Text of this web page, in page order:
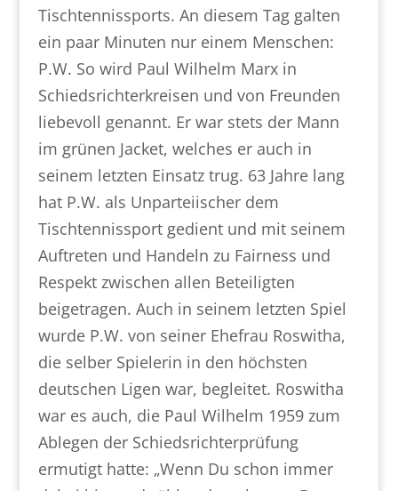
Tischtennissports. An diesem Tag galten
ein paar Minuten nur einem Menschen:
P.W. So wird Paul Wilhelm Marx in
Schiedsrichterkreisen und von Freunden
liebevoll genannt. Er war stets der Mann
im grünen Jacket, welches er auch in
seinem letzten Einsatz trug. 63 Jahre lang
hat P.W. als Unparteiischer dem
Tischtennissport gedient und mit seinem
Auftreten und Handeln zu Fairness und
Respekt zwischen allen Beteiligten
beigetragen. Auch in seinem letzten Spiel
wurde P.W. von seiner Ehefrau Roswitha,
die selber Spielerin in den höchsten
deutschen Ligen war, begleitet. Roswitha
war es auch, die Paul Wilhelm 1959 zum
Ablegen der Schiedsrichterprüfung
ermutigt hatte: „Wenn Du schon immer